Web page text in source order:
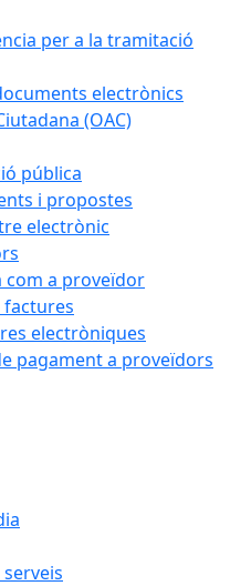
per a la tramitació
electrònics
(OAC)
pública
i propostes
electrònic
com a proveïdor
factures
electròniques
pagament a proveïdors